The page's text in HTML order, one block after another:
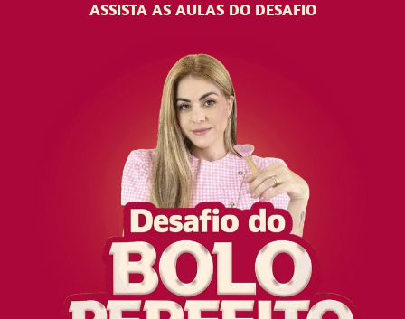
ASSISTA AS AULAS DO DESAFIO